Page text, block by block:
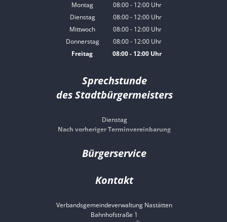
Montag 08:00- 12:00Uhr
Von 08:00 bis 12:00 Uhr
Dienstag 08:00- 12:00Uhr
Von 08:00 bis 12:00 Uhr
Mittwoch 08:00- 12:00Uhr
Von 08:00 bis 12:00 Uhr
Donnerstag 08:00- 12:00Uhr
Von 08:00 bis 12:00 Uhr
Freitag 08:00- 12:00 Uhr
Sprechstunde
des Stadtbürgermeisters
Dienstag
Nach vorheriger Terminvereinbarung
Bürgerservice
Kontakt
Verbandsgemeindeverwaltung Nastätten
Bahnhofstraße 1